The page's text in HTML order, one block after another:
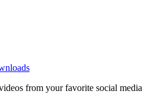
from your favorite social media